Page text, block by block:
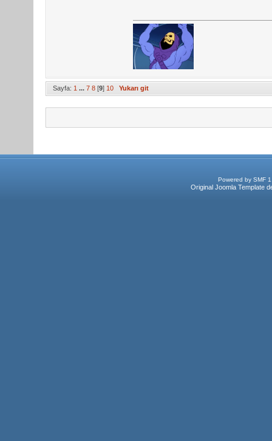
Sayfa: 1 ... 7 8 [9] 10 Yukarı git
Powered by SMF
Original Joomla Template